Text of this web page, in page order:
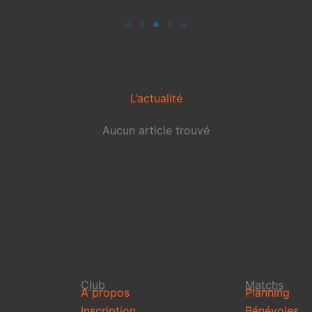
L’actualité
Aucun article trouvé
Club
A propos
Matchs
Planning